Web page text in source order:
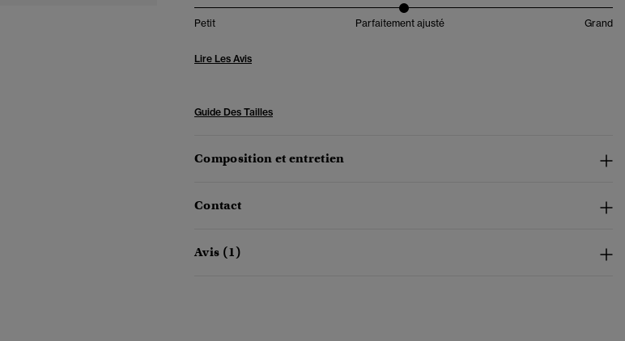
Petit Parfaitement ajusté Grand
Lire Les Avis
Guide Des Tailles
Composition et entretien
Contact
Avis (1)